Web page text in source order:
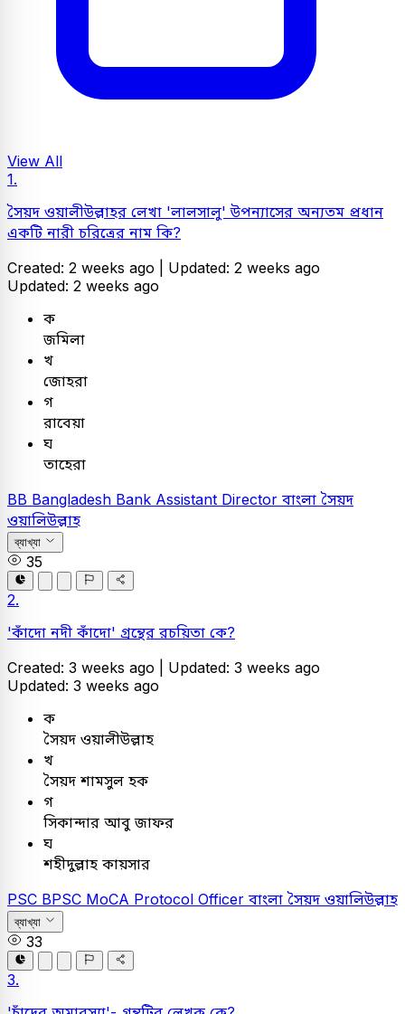
View All
1.
সৈয়দ ওয়ালীউল্লাহর লেখা 'লালসালু' উপন্যাসের অন্যতম প্রধান
একটি নারী চরিত্রের নাম কি?
Created: 2 weeks ago | Updated: 2 weeks ago
Updated: 2 weeks ago
ক
জমিলা
খ
জোহরা
গ
রাবেয়া
ঘ
তাহেরা
BB Bangladesh Bank Assistant Director বাংলাসৈয়দ
ওয়ালিউল্লাহ
ব্যাখ্যা
35
2.
'কাঁদো নদী কাঁদো' গ্রন্থের রচয়িতা কে?
Created: 3 weeks ago | Updated: 3 weeks ago
Updated: 3 weeks ago
ক
সৈয়দ ওয়ালীউল্লাহ
খ
সৈয়দ শামসুল হক
গ
সিকান্দার আবু জাফর
ঘ
শহীদুল্লাহ কায়সার
PSC BPSC MoCA Protocol Officer বাংলা সৈয়দ ওয়ালিউল্লাহ
ব্যাখ্যা
33
3.